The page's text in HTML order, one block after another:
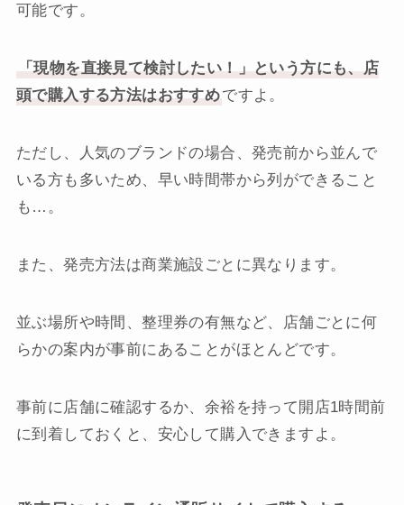
可能です。
「現物を直接見て検討したい！」という方にも、店
頭で購入する方法はおすすめですよ。
ただし、人気のブランドの場合、発売前から並んで
いる方も多いため、早い時間帯から列ができること
も…。
また、発売方法は商業施設ごとに異なります。
並ぶ場所や時間、整理券の有無など、店舗ごとに何
らかの案内が事前にあることがほとんどです。
事前に店舗に確認するか、余裕を持って開店1時間前
に到着しておくと、安心して購入できますよ。